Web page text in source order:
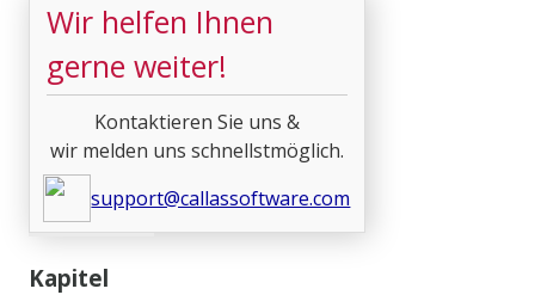
Wir helfen Ihnen
gerne weiter!
Kontaktieren Sie uns &
wir melden uns schnellstmöglich.
support@callassoftware.com
Kapitel